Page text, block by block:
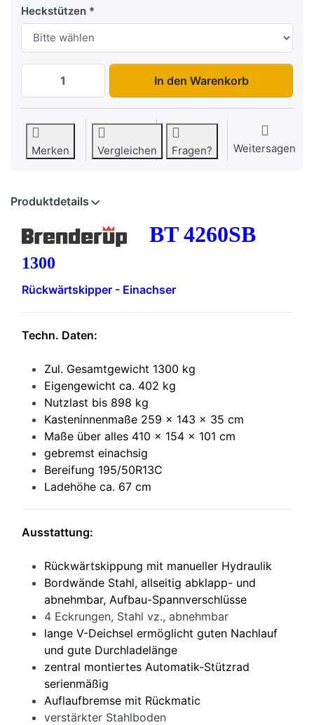
Heckstützen
BT 4260SB 1300 kg zu 2.969,00 €,
In den Warenkorb
Merken Vergleichen Fragen? Weitersagen
Produktdetails
BT 4260SB
1300
Rückwärtskipper - Einachser
Techn. Daten:
Zul. Gesamtgewicht 1300 kg
Eigengewicht ca. 402 kg
Nutzlast bis 898 kg
Kasteninnenmaße 259 x 143 x 35 cm
Maße über alles 410 x 154 x 101 cm
gebremst einachsig
Bereifung 195/50R13C
Ladehöhe ca. 67 cm
Ausstattung:
Rückwärtskippung mit manueller Hydraulik
Bordwände Stahl, allseitig abklapp- und
abnehmbar, Aufbau-Spannverschlüsse
4 Eckrungen, Stahl vz., abnehmbar
lange V-Deichsel ermöglicht guten Nachlauf
und gute Durchladelänge
zentral montiertes Automatik-Stützrad
serienmäßig
Auflaufbremse mit Rückmatic
verstärkter Stahlboden